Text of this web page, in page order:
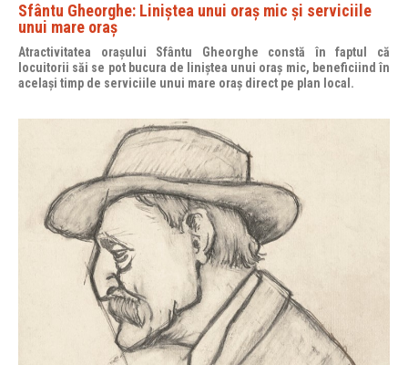
Sfântu Gheorghe: Liniștea unui oraș mic și serviciile
unui mare oraș
Atractivitatea orașului Sfântu Gheorghe constă în faptul că
locuitorii săi se pot bucura de liniștea unui oraș mic, beneficiind în
același timp de serviciile unui mare oraș direct pe plan local.